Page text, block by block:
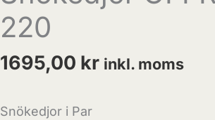
220
1695,00 kr inkl. moms
Snökedjor i Par
220
mängd